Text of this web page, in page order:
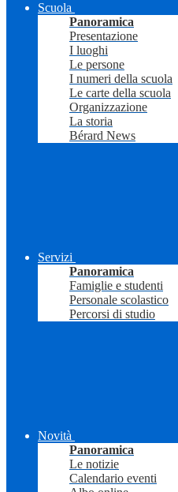
Scuola
Panoramica
Presentazione
I luoghi
Le persone
I numeri della scuola
Le carte della scuola
Organizzazione
La storia
Bérard News
Servizi
Panoramica
Famiglie e studenti
Personale scolastico
Percorsi di studio
Novità
Panoramica
Le notizie
Calendario eventi